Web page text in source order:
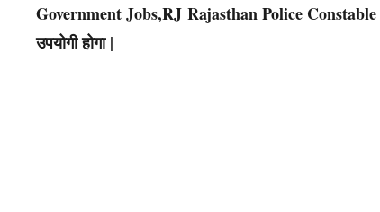
Government Jobs,RJ Rajasthan Police
उपयोगी होगा |